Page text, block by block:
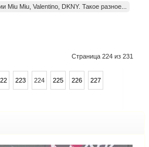
Miu, Valentino, DKNY. Такое разное...
Страница 224 из 231
223 224 225 226 227